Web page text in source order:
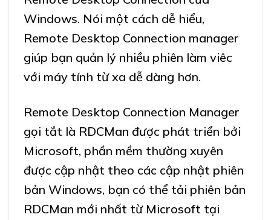
Windows. Nói một cách dễ hiểu,
Remote Desktop Connection manager
giúp bạn quản lý nhiều phiên làm viêc
với máy tính từ xa dễ dàng hơn.
Remote Desktop Connection Manager
gọi tắt là RDCMan được phát triển bởi
Microsoft, phần mềm thường xuyên
được cập nhật theo các cập nhật phiên
bản Windows, bạn có thể tải phiên bản
RDCMan mới nhất từ Microsoft tại